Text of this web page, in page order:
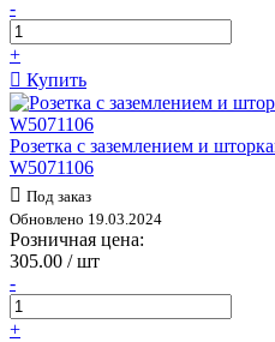
-
+
Купить
Розетка с заземлением и
W5071106
Под заказ
Обновлено 19.03.2024
Розничная цена:
305.00 / шт
-
+